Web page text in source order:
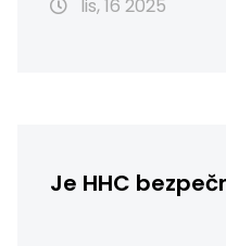
lis, 16 2025
Je HHC